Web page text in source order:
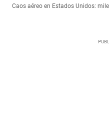
Caos aéreo en Estados Unidos: